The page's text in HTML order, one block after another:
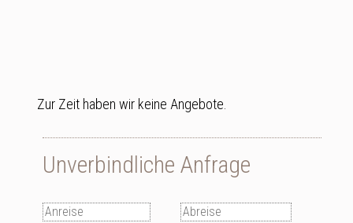
Zur Zeit haben wir keine Angebote.
Unverbindliche Anfrage